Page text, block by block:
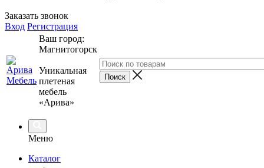
Заказать звонок
Вход Регистрация
Ваш город:
Магнитогорск
Уникальная
плетеная
мебель
«Арива»
Меню
Каталог